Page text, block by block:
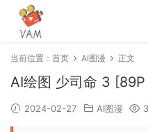
当前位置： 首页 AI图漫 正文
AI绘图 少司命 3
2024-02-27 AI图漫